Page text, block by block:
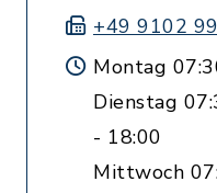
+49 9102
Montag
Dienstag
- 18:00
Mittwoch